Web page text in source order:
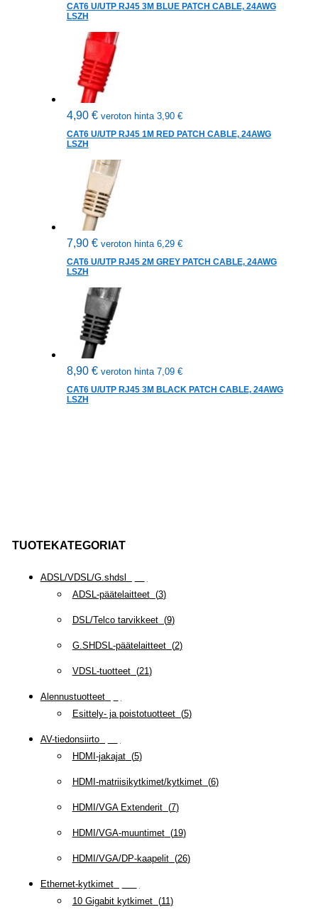
TUOTEKATEGORIAT
ADSL/VDSL/G.shdsl
ADSL-päätelaitteet(3)
DSL/Telco tarvikkeet(9)
G.SHDSL-päätelaitteet(2)
VDSL-tuotteet(21 )
Alennustuotteet(
Esittely- ja poistotuotteet(5)
AV-tiedonsiirto(
HDMI-jakajat(5)
HDMI-matriisikytkimet/kytkimet(6)
HDMI/VGA Extenderit(7)
HDMI/VGA-muuntimet(19)
HDMI/VGA/DP-kaapelit(26)
Ethernet-kytkimet(
10 Gigabit kytkimet(11 )
CAT6 U/UTP RJ45 3M BLUE PATCH CABLE, 24AWG
LSZH
4,90 € veroton hinta 3,90 €
CAT6 U/UTP RJ45 1M RED PATCH CABLE, 24AWG
LSZH
7,90 € veroton hinta 6,29 €
CAT6 U/UTP RJ45 2M GREY PATCH CABLE, 24AWG
LSZH
8,90 € veroton hinta 7,09 €
CAT6 U/UTP RJ45 3M BLACK PATCH CABLE, 24AWG
LSZH